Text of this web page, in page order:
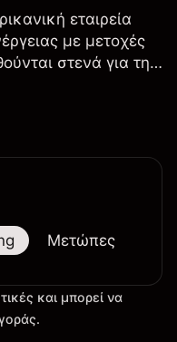
εταιρεία
με μετοχές
στενά για την
παραδόσεων και
Μετώπες
και μπορεί να